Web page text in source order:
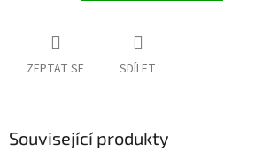
ZEPTAT SE SDÍLET
Související produkty